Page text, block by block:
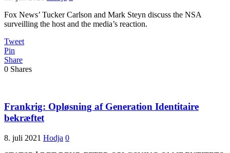
Fox News’ Tucker Carlson and Mark Steyn discuss the NSA
surveilling the host and the media’s reaction.
Tweet
Pin
Share
0 Shares
Frankrig: Opløsning af Generation Identitaire
bekræftet
8. juli 2021 Hodja 0